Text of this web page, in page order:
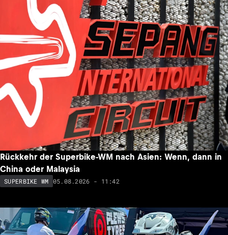
Rückkehr der Superbike-WM nach Asien: Wenn, dann in
China oder Malaysia
SUPERBIKE WM 05.08.2026 - 11:42